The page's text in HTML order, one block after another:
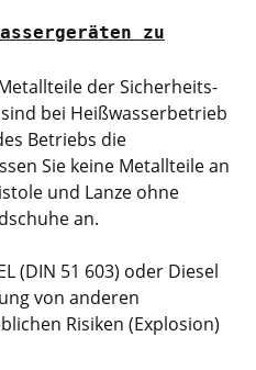
zu
der Sicherheits-
bei Heißwasserbetrieb
Betriebs die
Sie keine Metallteile an
und Lanze ohne
an.
(DIN 51 603) oder Diesel
von anderen
Risiken (Explosion)